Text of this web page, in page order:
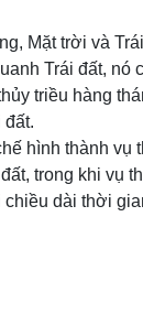
Mặt trời và
Trái đất, nó
triều hàng
đất.
hình thành vụ
trong khi vụ
chiều dài thời